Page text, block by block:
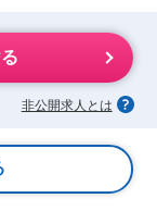
非公開求人とは